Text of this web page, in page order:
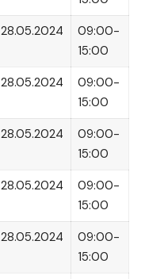
28.05.2024
09:00-
15:00
28.05.2024
09:00-
15:00
28.05.2024
09:00-
15:00
28.05.2024
09:00-
15:00
28.05.2024
09:00-
15:00